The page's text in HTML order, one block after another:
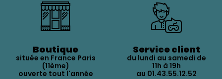
Boutique
située en France Paris
(11ème)
ouverte tout l'année
Service client
du lundi au samedi de
11h à 19h
au 01.43.55.12.52